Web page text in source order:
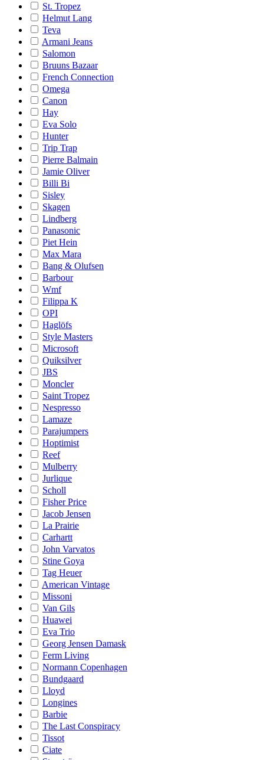
St. Tropez
Helmut Lang
Teva
Armani Jeans
Salomon
Bruuns Bazaar
French Connection
Omega
Canon
Hay
Eva Solo
Hunter
Trip Trap
Pierre Balmain
Jamie Oliver
Billi Bi
Sisley
Skagen
Lindberg
Panasonic
Piet Hein
Max Mara
Bang & Olufsen
Barbour
Wmf
Filippa K
OPI
Haglöfs
Style Masters
Microsoft
Quiksilver
JBS
Moncler
Saint Tropez
Nespresso
Lamaze
Parajumpers
Hoptimist
Reef
Mulberry
Jurlique
Scholl
Fisher Price
Jacob Jensen
La Prairie
Carhartt
John Varvatos
Stine Goya
Tag Heuer
American Vintage
Missoni
Van Gils
Huawei
Eva Trio
Georg Jensen Damask
Ferm Living
Normann Copenhagen
Bundgaard
Lloyd
Longines
Barbie
The Last Conspiracy
Tissot
Ciate